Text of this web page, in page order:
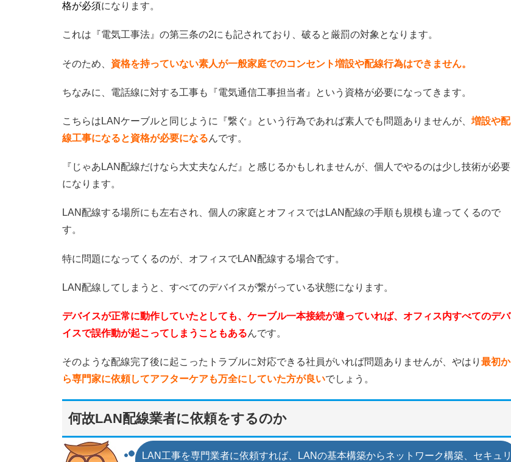
格が必須になります。
これは『電気工事法』の第三条の2にも記されており、破ると厳罰の対象となります。
そのため、 資格を持っていない素人が一般家庭でのコンセント増設や配線行為はできません。
ちなみに、電話線に対する工事も『電気通信工事担当者』という資格が必要になってきます。
こちらはLANケーブルと同じように『繋ぐ』という行為であれば素人でも問題ありませんが、 増設や配
線工事になると資格が必要になるんです。
『じゃあLAN配線だけなら大丈夫なんだ』と感じるかもしれませんが、個人でやるのは少し技術が必要
になります。
LAN配線する場所にも左右され、個人の家庭とオフィスではLAN配線の手順も規模も違ってくるので
す。
特に問題になってくるのが、オフィスでLAN配線する場合です。
LAN配線してしまうと、すべてのデバイスが繋がっている状態になります。
デバイスが正常に動作していたとしても、ケーブル一本接続が違っていれば、オフィス内すべてのデバ
イスで誤作動が起こってしまうこともあるんです。
そのような配線完了後に起こったトラブルに対応できる社員がいれば問題ありませんが、やはり 最初か
ら専門家に依頼してアフターケアも万全にしていた方が良いでしょう。
何故LAN配線業者に依頼をするのか
LAN工事を専門業者に依頼すれば、LANの基本構築からネットワーク構築、セキュリ